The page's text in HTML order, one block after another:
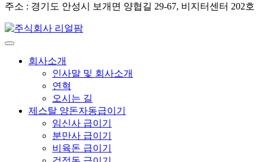
주소 : 경기도 안성시 보개면 양협길 29-67, 비지터센터 202호
회사소개
인사말 및 회사소개
연혁
오시는 길
제스탈 양돈자동급이기
임신사 급이기
분만사 급이기
비육돈 급이기